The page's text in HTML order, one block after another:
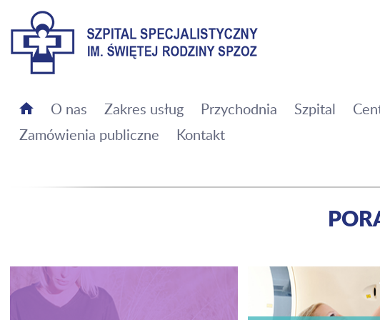
Szpital Specjalistyczny im. Świętej Rodziny SPZOZ
O nas Zakres usług Przychodnia Szpital
Zamówienia publiczne
Kontakt